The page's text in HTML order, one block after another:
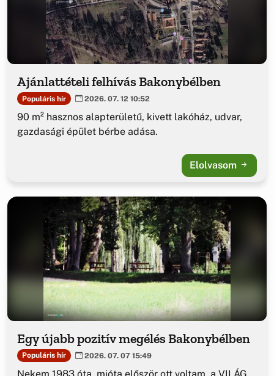
Ajánlattételi felhívás Bakonybélben
Populáris hír 2026. 07. 12 10:52
90 m² hasznos alapterületű, kivett lakóház, udvar,
gazdasági épület bérbe adása.
Elolvasom
Egy újabb pozitív megélés Bakonybélben
Populáris hír 2026. 07. 07 15:49